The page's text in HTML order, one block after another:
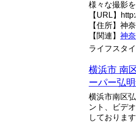
様々な撮影を
【URL】
【住所】神
【関連】 神
ライフスタ
横浜市 南
ーパー弘
横浜市南区
ント、ビデ
しておりま